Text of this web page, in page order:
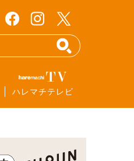
ハレマチテレビ